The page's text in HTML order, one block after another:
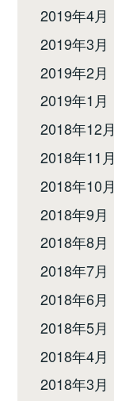
2019年4月
2019年3月
2019年2月
2019年1月
2018年12月
2018年11月
2018年10月
2018年9月
2018年8月
2018年7月
2018年6月
2018年5月
2018年4月
2018年3月